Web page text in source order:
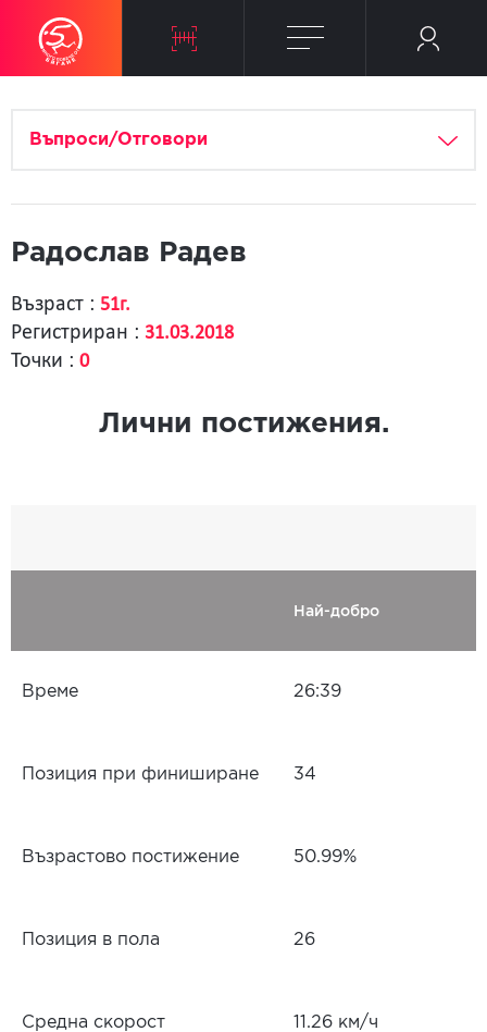
Въпроси/Отговори
Радослав Радев
Възраст : 51г.
Регистриран : 31.03.2018
Точки : 0
Лични постижения.
Най-добро
Време 26:39
Позиция при финиширане 34
Възрастово постижение 50.99%
Позиция в пола 26
Средна скорост 11.26 км/ч